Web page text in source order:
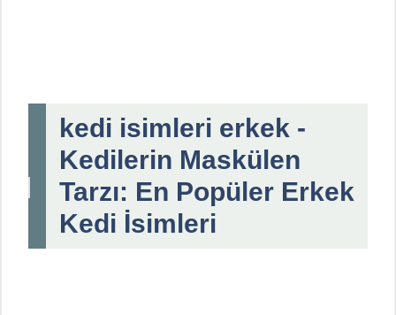
kedi isimleri erkek -
Kedilerin Maskülen
Tarzı: En Popüler Erkek
Kedi İsimleri